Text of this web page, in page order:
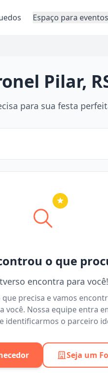
Espaço para eventos
Pilar,
para sua festa
o que
encontra para você!
que precisa e vamos
você. Nossa equipe entra
identificarmos o parceiro
Seja um